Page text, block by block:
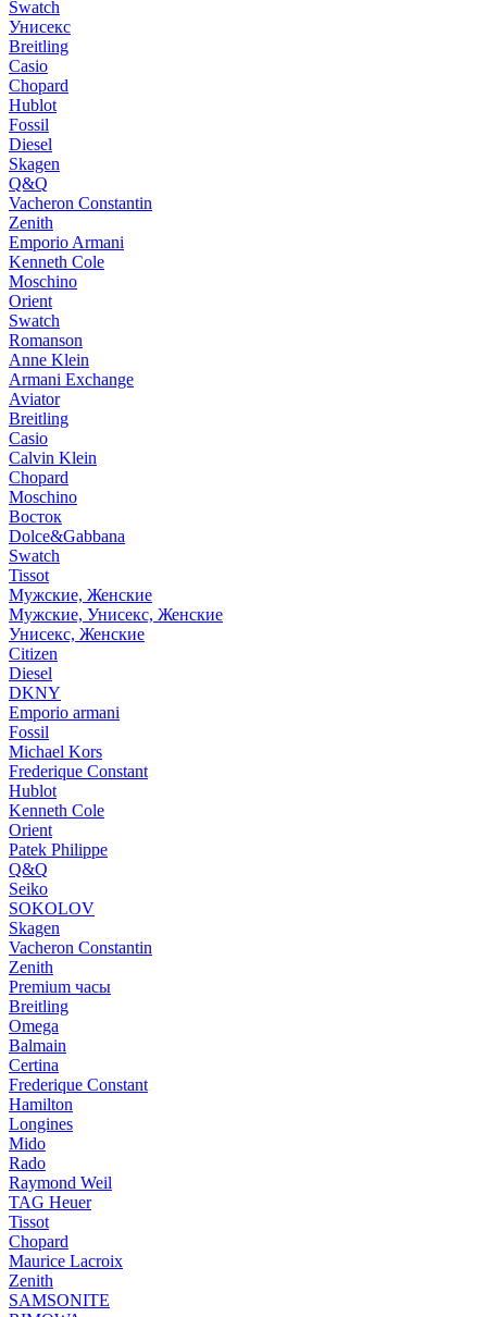
Swatch
Унисекс
Breitling
Casio
Chopard
Hublot
Fossil
Diesel
Skagen
Q&Q
Vacheron Constantin
Zenith
Emporio Armani
Kenneth Cole
Moschino
Orient
Swatch
Romanson
Anne Klein
Armani Exchange
Aviator
Breitling
Casio
Calvin Klein
Chopard
Moschino
Восток
Dolce&Gabbana
Swatch
Tissot
Мужские, Женские
Мужские, Унисекс, Женские
Унисекс, Женские
Citizen
Diesel
DKNY
Emporio armani
Fossil
Michael Kors
Frederique Constant
Hublot
Kenneth Cole
Orient
Patek Philippe
Q&Q
Seiko
SOKOLOV
Skagen
Vacheron Constantin
Zenith
Premium часы
Breitling
Omega
Balmain
Certina
Frederique Constant
Hamilton
Longines
Mido
Rado
Raymond Weil
TAG Heuer
Tissot
Chopard
Maurice Lacroix
Zenith
SAMSONITE